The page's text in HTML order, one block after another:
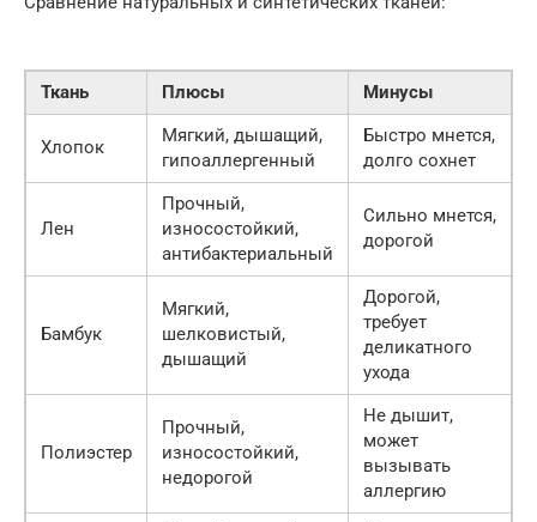
Ткань Плюсы Минусы
Хлопок
Мягкий, дышащий,
гипоаллергенный
Быстро мнется,
долго сохнет
Лен
Прочный,
износостойкий,
антибактериальный
Сильно мнется,
дорогой
Бамбук
Мягкий,
шелковистый,
дышащий
Дорогой,
требует
деликатного
ухода
Полиэстер
Прочный,
износостойкий,
недорогой
Не дышит,
может
вызывать
аллергию